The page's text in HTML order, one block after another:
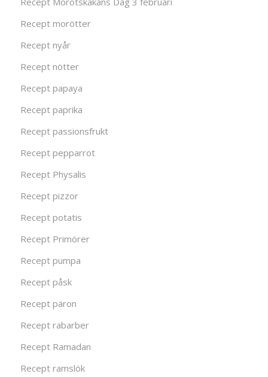
Recept morötter
Recept nyår
Recept nötter
Recept papaya
Recept paprika
Recept passionsfrukt
Recept pepparrot
Recept Physalis
Recept pizzor
Recept potatis
Recept Primörer
Recept pumpa
Recept påsk
Recept päron
Recept rabarber
Recept Ramadan
Recept ramslök